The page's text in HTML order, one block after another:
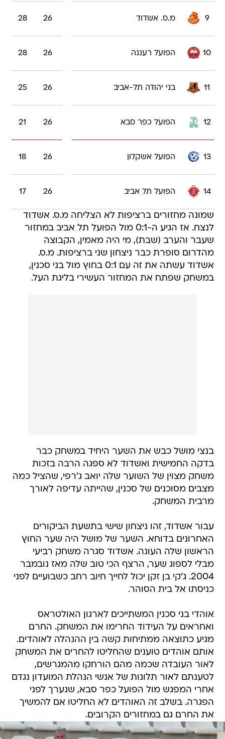
9 מ.ס. אשדוד 26
28
10 הפועל רעננה 26
28
11 בני יהודה תל-אביב 26
25
12 הפועל כפר סבא 26
21
13 הפועל אשקלון 26
18
14 הפועל תל אביב 26
17
שמונה מחזורים ברציפות לא הצליחה מ.ס. אשדוד
לנצח. אז הגיע ה-0:1 מול הפועל תל אביב במחזור
שעבר והערב (שבת), מי היה מאמין, הקבוצה
מהדרום סופרת כבר ניצחון שני ברציפות. מ.ס.
אשדוד עשתה את זה עם 0:1 בחוץ מול בני סכנין,
במשחק שפתח את המחזור העשירי בליגת העל.
בנצי מושל כבש את השער היחיד במשחק כבר
בדקה החמישית ואשדוד לא ספגה הרבה בזכות
משחק מצוין של השוער שלה יואב ג'רפי, שהציל כמה
מצבים מסוכנים של סכנין, שהייתה עדיפה לאורך
מרבית המשחק.
עבור אשדוד, זהו ניצחון שישי בתשעת הביקורים
האחרונים בדוחא. השער של מושל היה שער החוץ
הראשון שלה העונה. אשדוד סגרה משחק רביעי
מבלי לספוג שער, הרצף הכי טוב שלה מאז נובמבר
2004. ג'קי בן זקן יכול לחייך חיוב רחב כשבועיים לפני
כניסתו אל בית הסוהר.
אוהדי בני סכנין המשתייכים לארגון האולטראס
ואחראים על העידוד החרימו את המשחק. החרם
מגיע כתוצאה ממתיחות קשה בין ההנהלה לאוהדים.
אותם אוהדים טוענים שהחליטו להחרים את המשחק
לאור העובדה שכמה מהם הורחקו מהמגרשים,
לטענתם לאור תלונות של אנשי הנהלת המועדון נגדם
אחרי המפגש מול הפועל כפר סבא, שנערך לפני
הפגרה. בשלב זה האוהדים לא החליטו אם להמשיך
את החרם גם במחזורים הקרובים.